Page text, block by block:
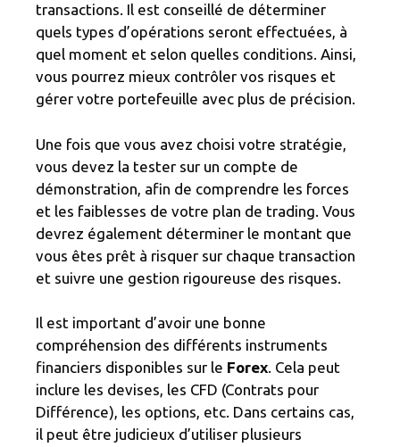
transactions. Il est conseillé de déterminer
quels types d’opérations seront effectuées, à
quel moment et selon quelles conditions. Ainsi,
vous pourrez mieux contrôler vos risques et
gérer votre portefeuille avec plus de précision.
Une fois que vous avez choisi votre stratégie,
vous devez la tester sur un compte de
démonstration, afin de comprendre les forces
et les faiblesses de votre plan de trading. Vous
devrez également déterminer le montant que
vous êtes prêt à risquer sur chaque transaction
et suivre une gestion rigoureuse des risques.
Il est important d’avoir une bonne
compréhension des différents instruments
financiers disponibles sur le Forex. Cela peut
inclure les devises, les CFD (Contrats pour
Différence), les options, etc. Dans certains cas,
il peut être judicieux d’utiliser plusieurs